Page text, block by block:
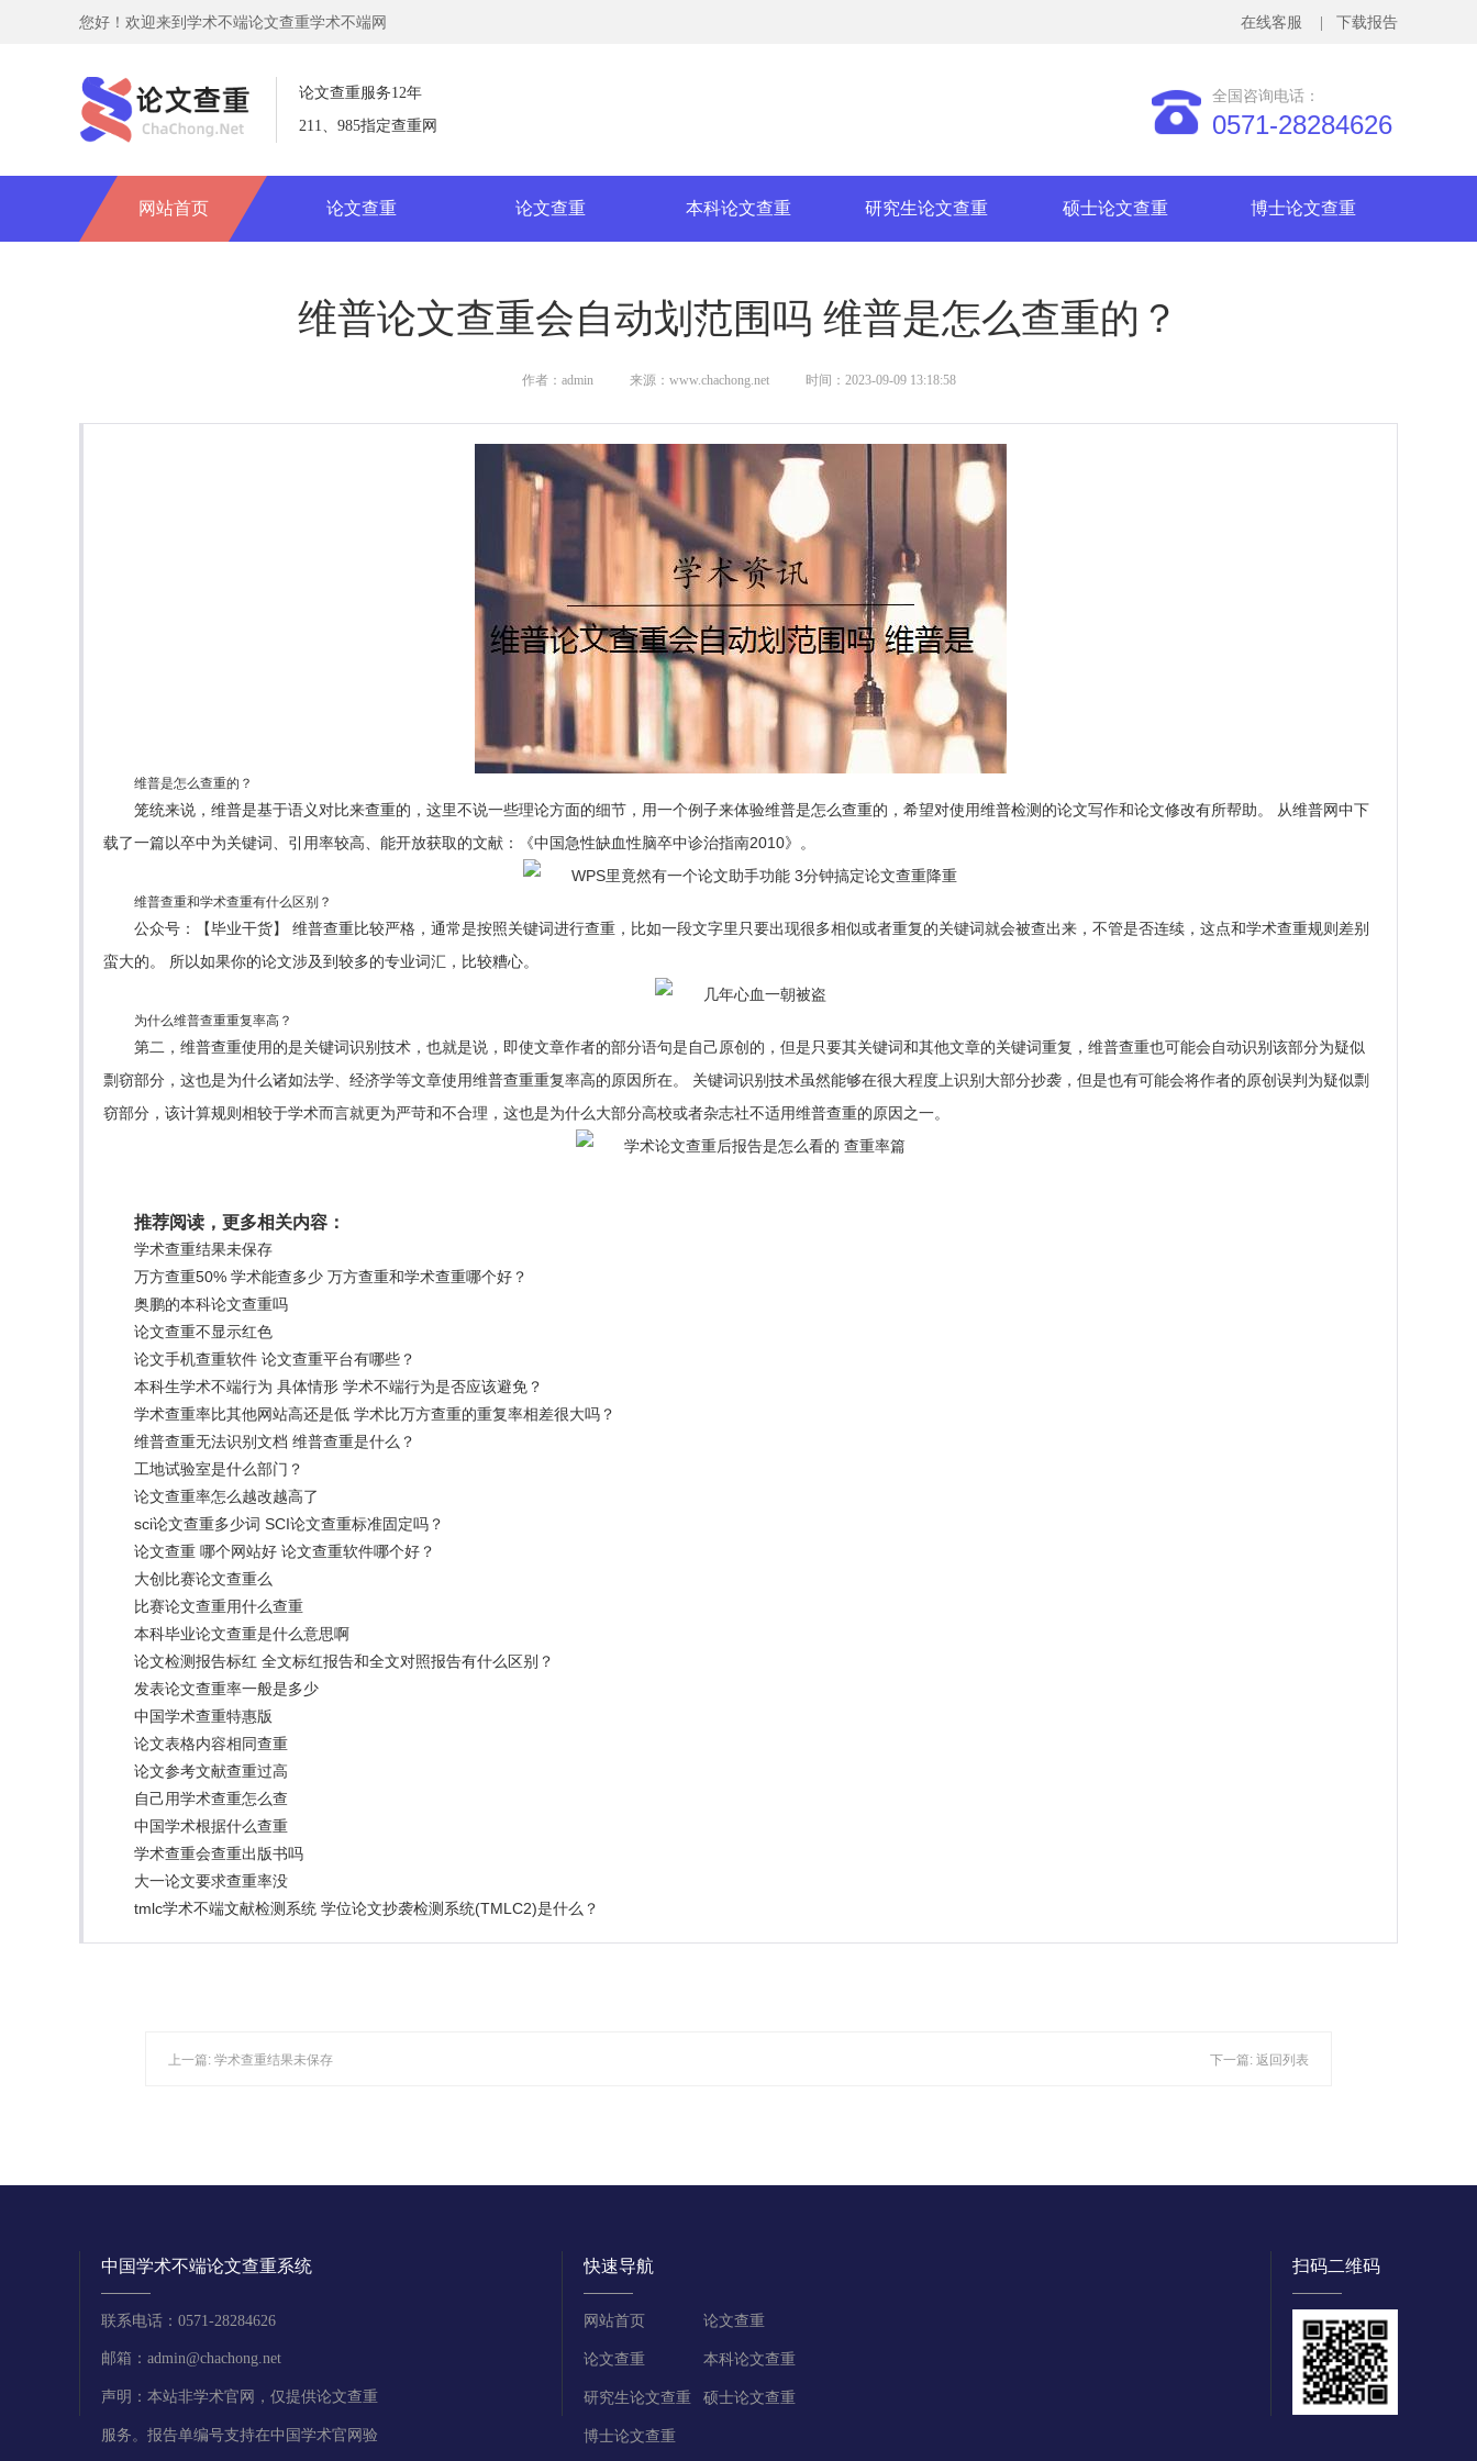
您好！欢迎来到学术不端论文查重学术不端网
网站首页 论文查重 论文查重 本科论文查重 研究生论文查重 硕士论文查重 博士论文查重
论文查重服务12年
211、985指定查重网
全国咨询电话：
0571-28284626
| 下载报告
在线客服
维普论文查重会自动划范围吗 维普是怎么查重的？
作者：admin 来源：www.chachong.net 时间：2023-09-09 13:18:58
维普是怎么查重的？
笼统来说，维普是基于语义对比来查重的，这里不说一些理论方面的细节，用一个例子来体验维普是怎么查重的，希望对使用维普检测的论文写作和论文修改有所帮助。 从维普网中下
载了一篇以卒中为关键词、引用率较高、能开放获取的文献：《中国急性缺血性脑卒中诊治指南2010》。
维普查重和学术查重有什么区别？
公众号：【毕业干货】 维普查重比较严格，通常是按照关键词进行查重，比如一段文字里只要出现很多相似或者重复的关键词就会被查出来，不管是否连续，这点和学术查重规则差别
蛮大的。 所以如果你的论文涉及到较多的专业词汇，比较糟心。
为什么维普查重重复率高？
第二，维普查重使用的是关键词识别技术，也就是说，即使文章作者的部分语句是自己原创的，但是只要其关键词和其他文章的关键词重复，维普查重也可能会自动识别该部分为疑似
剽窃部分，这也是为什么诸如法学、经济学等文章使用维普查重重复率高的原因所在。 关键词识别技术虽然能够在很大程度上识别大部分抄袭，但是也有可能会将作者的原创误判为疑似剽
窃部分，该计算规则相较于学术而言就更为严苛和不合理，这也是为什么大部分高校或者杂志社不适用维普查重的原因之一。
推荐阅读，更多相关内容：
学术查重结果未保存
万方查重50% 学术能查多少 万方查重和学术查重哪个好？
奥鹏的本科论文查重吗
论文查重不显示红色
论文手机查重软件 论文查重平台有哪些？
本科生学术不端行为 具体情形 学术不端行为是否应该避免？
学术查重率比其他网站高还是低 学术比万方查重的重复率相差很大吗？
维普查重无法识别文档 维普查重是什么？
工地试验室是什么部门？
论文查重率怎么越改越高了
sci论文查重多少词 SCI论文查重标准固定吗？
论文查重 哪个网站好 论文查重软件哪个好？
大创比赛论文查重么
比赛论文查重用什么查重
本科毕业论文查重是什么意思啊
论文检测报告标红 全文标红报告和全文对照报告有什么区别？
发表论文查重率一般是多少
中国学术查重特惠版
论文表格内容相同查重
论文参考文献查重过高
自己用学术查重怎么查
中国学术根据什么查重
学术查重会查重出版书吗
大一论文要求查重率没
tmlc学术不端文献检测系统 学位论文抄袭检测系统(TMLC2)是什么？
上一篇: 学术查重结果未保存 下一篇: 返回列表
中国学术不端论文查重系统
联系电话：0571-28284626
邮箱：admin@chachong.net
声明：本站非学术官网，仅提供论文查重
服务。报告单编号支持在中国学术官网验
快速导航 扫码二维码
网站首页 论文查重
论文查重 本科论文查重
研究生论文查重 硕士论文查重
博士论文查重